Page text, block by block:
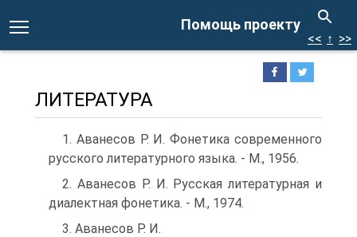
Помощь проекту
<< ↑ >>
ЛИТЕРАТУРА
1. Аванесов Р. И. Фонетика современного
русского литературного языка. - М., 1956.
2. Аванесов Р. И. Русская литературная и
диалектная фонетика. - М., 1974.
3. Аванесов Р. И.